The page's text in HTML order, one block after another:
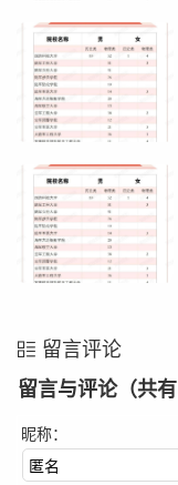
留言评论
留言与评论（共有
昵称：